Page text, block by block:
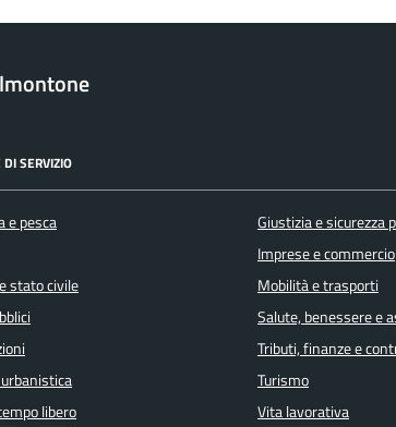
DI SERVIZIO
e pesca
stato civile
libero
Giustizia e sicurezza
Imprese e commercio
Mobilità e trasporti
Salute, benessere e
Tributi, finanze e
Turismo
Vita lavorativa